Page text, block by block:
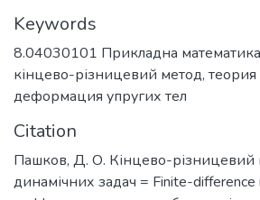
Keywords
8.04030101 Прикладна математика
кінцево-різницевий метод, теория
деформация упругих тел
Citation
Пашков, Д. О. Кінцево-різницевий
динамічних задач = Finite-